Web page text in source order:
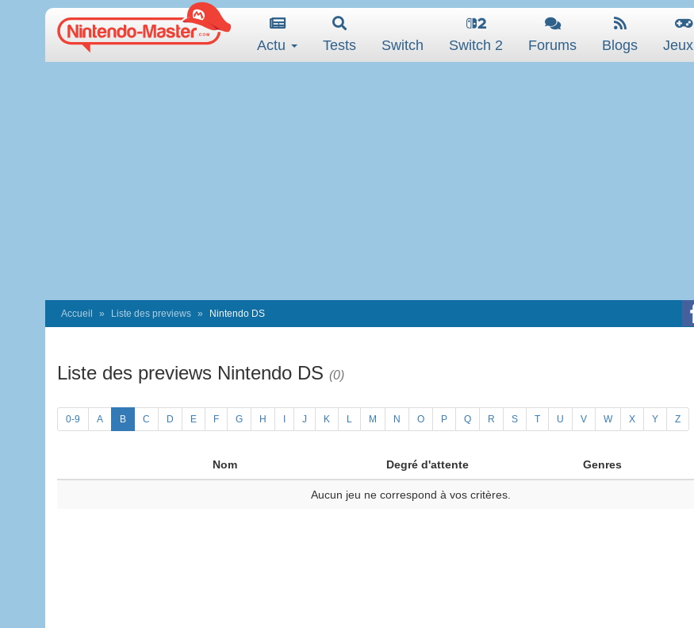
Actu Tests Switch Switch 2 Forums Blogs Jeux
Accueil Liste des previews Nintendo DS
Liste des previews Nintendo DS (0)
0-9 A B C D E F G H J K L M N O P Q R S T U V W X Y Z
Nom Degré d'attente Genres
Aucun jeu ne correspond à vos critères.